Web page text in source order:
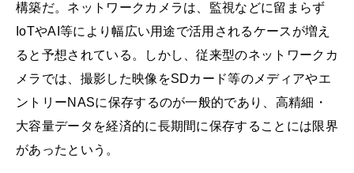
構築だ。ネットワークカメラは、監視などに留まらず
IoTやAI等により幅広い用途で活用されるケースが増え
ると予想されている。しかし、従来型のネットワークカ
メラでは、撮影した映像をSDカード等のメディアやエ
ントリーNASに保存するのが一般的であり、高精細・
大容量データを経済的に長期間に保存することには限界
があったという。